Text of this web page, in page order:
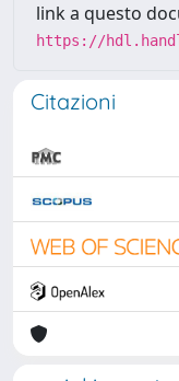
link a questo
https://
Citazioni